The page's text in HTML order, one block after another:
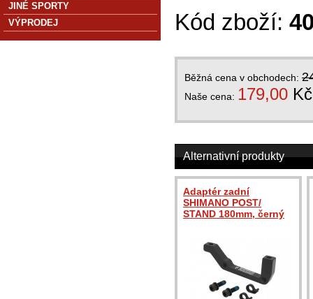
Kód zboží:
Běžná cena v obchodech:
Naše cena: 179,00 Kč
Alternativní produkty
Adaptér zadní
SHIMANO POST/
STAND 180mm, černý
JINÉ SPORTY
VÝPRODEJ